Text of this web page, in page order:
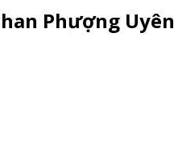
Phượng Uyên